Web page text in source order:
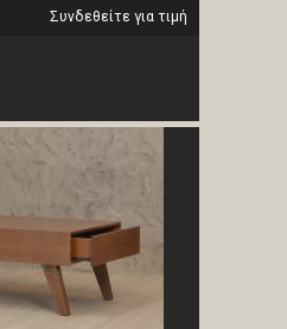
Συνδεθείτε για τιμή